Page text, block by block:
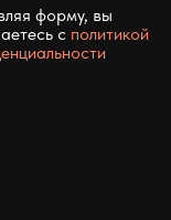
форму, вы
c политикой